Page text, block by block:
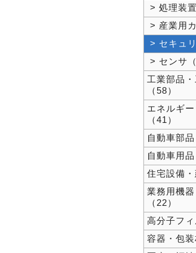
> 処理装
> 産業用
> セキュ
> センサ（
工業部品
（58）
エネルギ
（41）
自動車部品
自動車用品
住宅設備・
業務用機
（22）
高分子フィ
容器・包装